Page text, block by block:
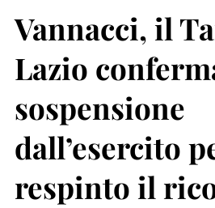
Vannacci, il
Lazio
sospensione
dall’esercito
respinto il